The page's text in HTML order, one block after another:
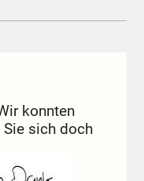
konnten
Sie sich doch